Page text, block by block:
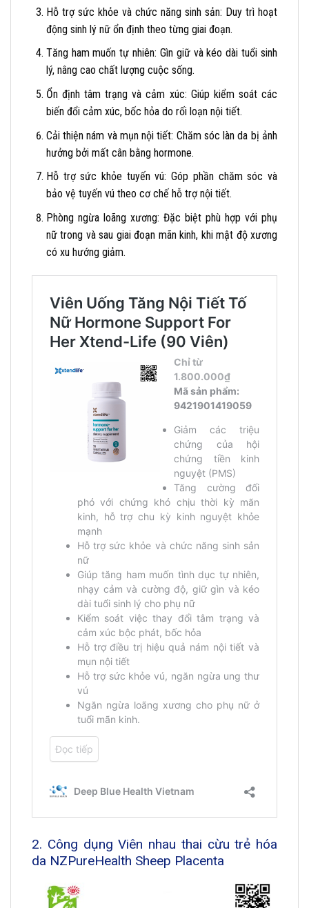
Hỗ trợ sức khỏe và chức năng sinh sản: Duy trì hoạt
động sinh lý nữ ổn định theo từng giai đoạn.
Tăng ham muốn tự nhiên: Gìn giữ và kéo dài tuổi sinh
lý, nâng cao chất lượng cuộc sống.
Ổn định tâm trạng và cảm xúc: Giúp kiểm soát các
biến đổi cảm xúc, bốc hỏa do rối loạn nội tiết.
Cải thiện nám và mụn nội tiết: Chăm sóc làn da bị ảnh
hưởng bởi mất cân bằng hormone.
Hỗ trợ sức khỏe tuyến vú: Góp phần chăm sóc và
bảo vệ tuyến vú theo cơ chế hỗ trợ nội tiết.
Phòng ngừa loãng xương: Đặc biệt phù hợp với phụ
nữ trong và sau giai đoạn mãn kinh, khi mật độ xương
có xu hướng giảm.
2. Công dụng Viên nhau thai cừu trẻ hóa
da NZPureHealth Sheep Placenta